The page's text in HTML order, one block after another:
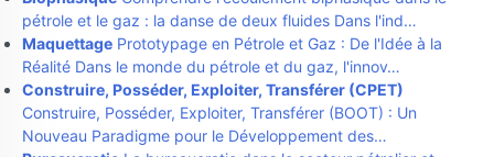
pétrole et le gaz : la danse de deux fluides Dans l'ind…
Maquettage Prototypage en Pétrole et Gaz : De l'Idée à la
Réalité Dans le monde du pétrole et du gaz, l'innov…
Construire, Posséder, Exploiter, Transférer (CPET)
Construire, Posséder, Exploiter, Transférer (BOOT) : Un
Nouveau Paradigme pour le Développement des…